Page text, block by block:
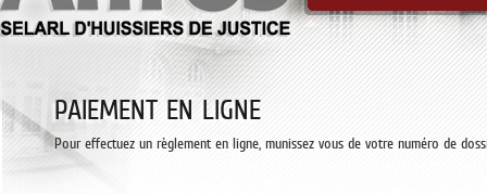
PAIEMENT EN LIGNE
Pour effectuez un règlement en ligne, munissez vous de votre numéro de